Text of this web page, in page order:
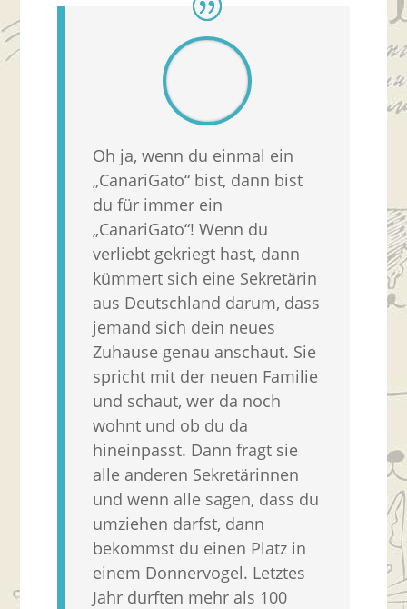
Oh ja, wenn du einmal ein
„CanariGato“ bist, dann bist
du für immer ein
„CanariGato“! Wenn du
verliebt gekriegt hast, dann
kümmert sich eine Sekretärin
aus Deutschland darum, dass
jemand sich dein neues
Zuhause genau anschaut. Sie
spricht mit der neuen Familie
und schaut, wer da noch
wohnt und ob du da
hineinpasst. Dann fragt sie
alle anderen Sekretärinnen
und wenn alle sagen, dass du
umziehen darfst, dann
bekommst du einen Platz in
einem Donnervogel. Letztes
Jahr durften mehr als 100